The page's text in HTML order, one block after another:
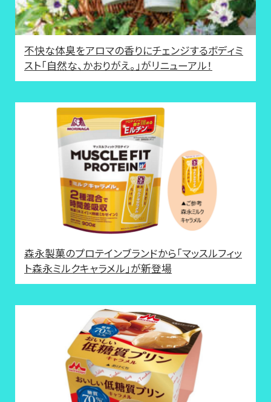
不快な体臭をアロマの香りにチェンジするボディミ
スト「自然な、かおりがえ。」がリニューアル！
森永製菓のプロテインブランドから「マッスルフィッ
ト森永ミルクキャラメル」が新登場